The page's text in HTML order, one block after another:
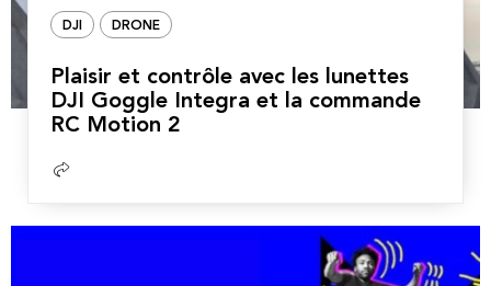
DJI DRONE
Plaisir et contrôle avec les lunettes
DJI Goggle Integra et la commande
RC Motion 2
Lire